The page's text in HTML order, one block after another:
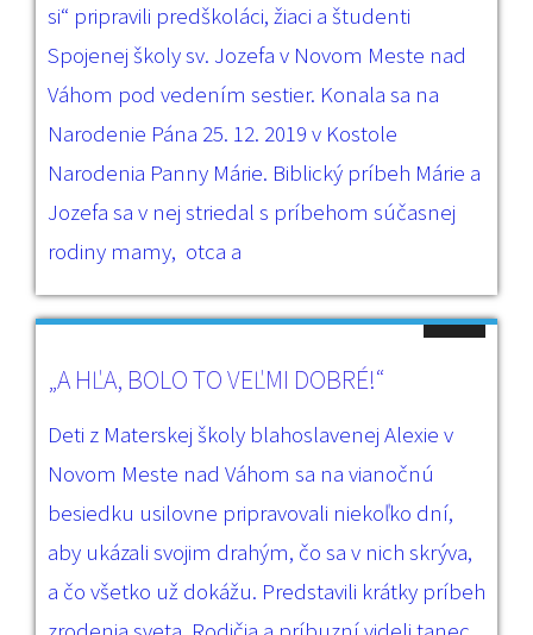
si“ pripravili predškoláci, žiaci a študenti
Spojenej školy sv. Jozefa v Novom Meste nad
Váhom pod vedením sestier. Konala sa na
Narodenie Pána 25. 12. 2019 v Kostole
Narodenia Panny Márie. Biblický príbeh Márie a
Jozefa sa v nej striedal s príbehom súčasnej
rodiny mamy, otca a
„A HĽA, BOLO TO VEĽMI DOBRÉ!“
Deti z Materskej školy blahoslavenej Alexie v
Novom Meste nad Váhom sa na vianočnú
besiedku usilovne pripravovali niekoľko dní,
aby ukázali svojim drahým, čo sa v nich skrýva,
a čo všetko už dokážu. Predstavili krátky príbeh